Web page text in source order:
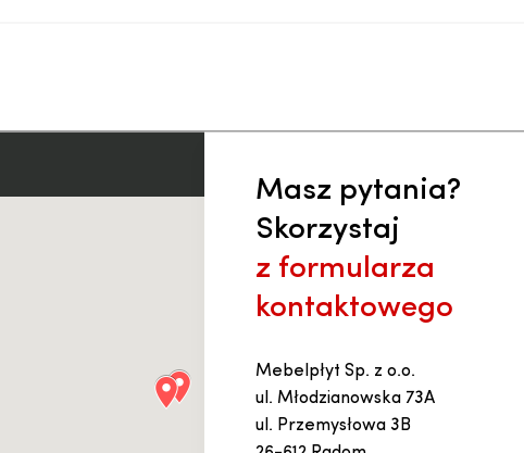
Masz pytania?
Skorzystaj
z formularza
kontaktowego
Mebelpłyt Sp. z o.o.
ul. Młodzianowska 73A
ul. Przemysłowa 3B